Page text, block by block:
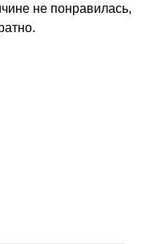
не понравилась,